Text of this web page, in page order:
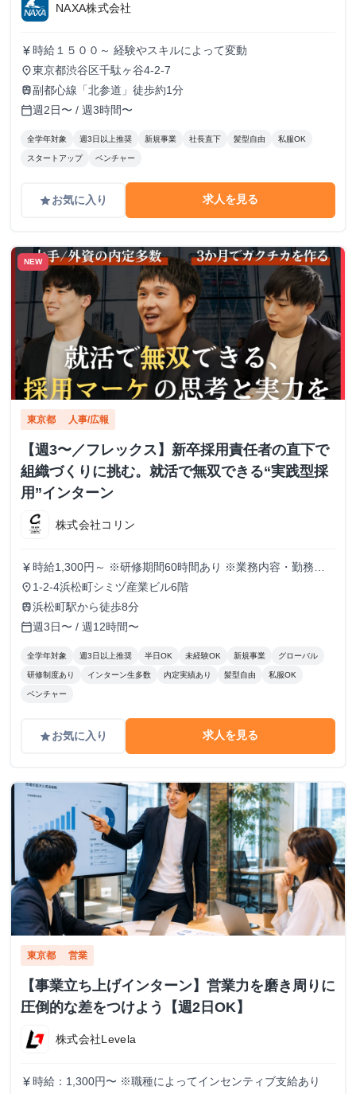
NAXA株式会社
currency_yen 時給１５００～ 経験やスキルによって変動
place東京都渋谷区千駄ヶ谷4-2-7
train副都心線「北参道」徒歩約1分
calendar_today週2日〜 / 週3時間〜
全学年対象 週3日以上推奨 新規事業 社長直下 髪型自由 私服OK
スタートアップ ベンチャー
gradeお気に入り 求人を見る
NEW
東京都 人事/広報
【週3〜／フレックス】新卒採用責任者の直下で
組織づくりに挑む。就活で無双できる“実践型採
用”インターン
株式会社コリン
currency_yen 時給1,300円～ ※研修期間60時間あり ※業務内容・勤務状
況により決定
place 1-2-4浜松町シミヅ産業ビル6階
train浜松町駅から徒歩8分
calendar_today週3日〜 / 週12時間〜
全学年対象 週3日以上推奨 半日OK 未経験OK 新規事業 グローバル
研修制度あり インターン生多数 内定実績あり 髪型自由 私服OK
ベンチャー
gradeお気に入り 求人を見る
東京都 営業
【事業立ち上げインターン】営業力を磨き周りに
圧倒的な差をつけよう【週2日OK】
株式会社Levela
currency_yen 時給：1,300円〜 ※職種によってインセンティブ支給あり